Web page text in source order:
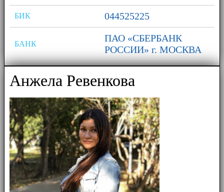
БИК 044525225
БАНК
ПАО «СБЕРБАНК
РОССИИ» г. МОСКВА
Анжела Ревенкова